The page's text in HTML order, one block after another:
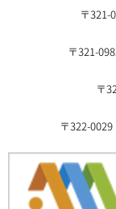
〒
〒321-
〒
〒322-